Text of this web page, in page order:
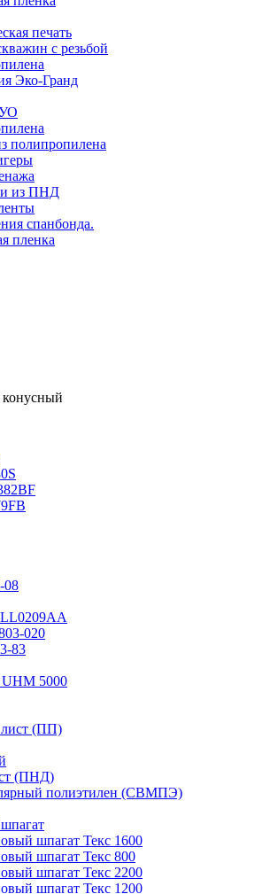
печать
с резьбой
Эко-Гранд
полипропилена
из ПНД
спанбонда.
пленка
08
020
83
5000
(ПП)
(ПНД)
полиэтилен (СВМПЭ)
шпагат Текс 1600
шпагат Текс 800
шпагат Текс 2200
шпагат Текс 1200